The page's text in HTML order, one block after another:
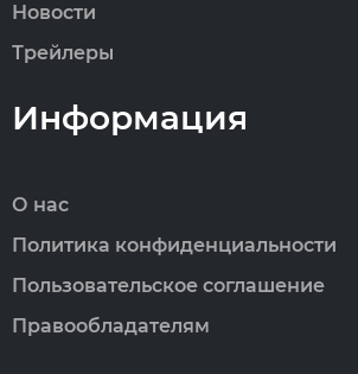
Новости
Трейлеры
Информация
О нас
Политика конфиденциальности
Пользовательское соглашение
Правообладателям